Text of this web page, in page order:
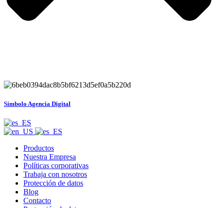
Símbolo Agencia Digital
Productos
Nuestra Empresa
Políticas corporativas
Trabaja con nosotros
Protección de datos
Blog
Contacto